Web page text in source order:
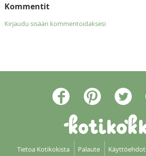
Kommentit
Kirjaudu sisään kommentoidaksesi
Tietoa Kotikokista Palaute Käyttöehdot